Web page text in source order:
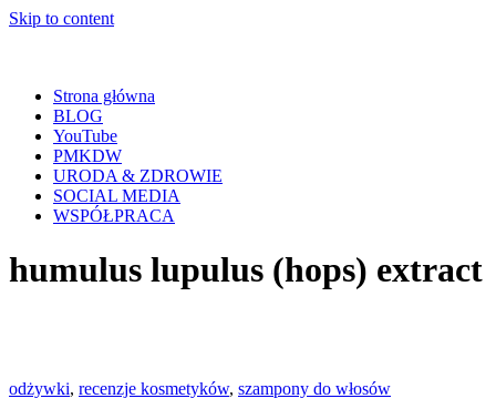
Skip to content
Strona główna
BLOG
YouTube
PMKDW
URODA & ZDROWIE
SOCIAL MEDIA
WSPÓŁPRACA
humulus lupulus (hops) extract
odżywki, recenzje kosmetyków, szampony do włosów